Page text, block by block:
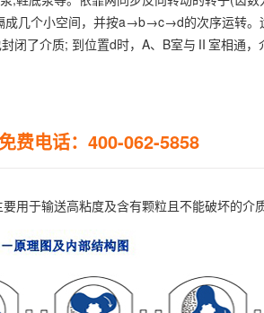
成几个小空间，并按a→b→c→d的次序运转。
闭了介质; 到位置d时，A、B室与Ⅱ室相通
话：400-062-5858
用于输送高粘度及含有颗粒且不能破坏的介